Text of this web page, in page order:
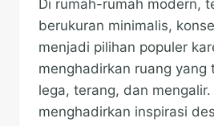
Di rumah-rumah modern,
berukuran minimalis,
menjadi pilihan populer
menghadirkan ruang yang
lega, terang, dan
menghadirkan inspirasi